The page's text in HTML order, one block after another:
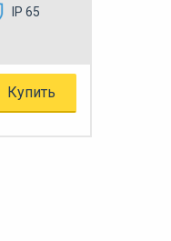
IP 65
Купить